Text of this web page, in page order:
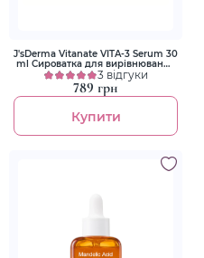
J'sDerma Vitanate VITA-3 Serum 30
ml Сироватка для вирівнювання
тону з ніацинамідом 5%
3 відгуки
789 грн
Купити